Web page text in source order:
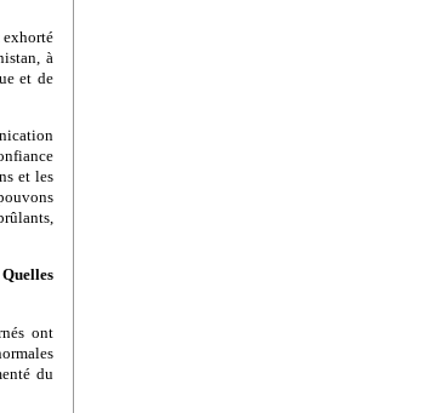
exhorté
à
et de
et les
ont
du